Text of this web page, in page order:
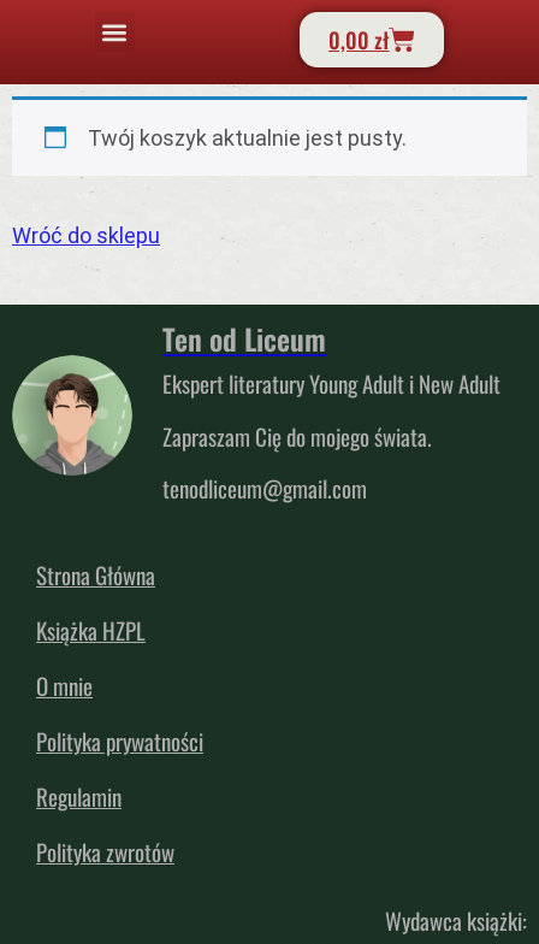
0,00zł
Twój koszyk aktualnie jest pusty.
Wróć do sklepu
Ten od Liceum
Ekspert literatury Young Adult i New Adult
Zapraszam Cię do mojego świata.
tenodliceum@gmail.com
Strona Główna
Książka HZPL
O mnie
Polityka prywatności
Regulamin
Polityka zwrotów
Wydawca książki: